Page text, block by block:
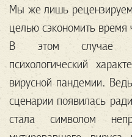
Мы же лишь
целью сэкономить время
В этом случае
психологический
вирусной пандемии.
сценарии появилась
стала символом